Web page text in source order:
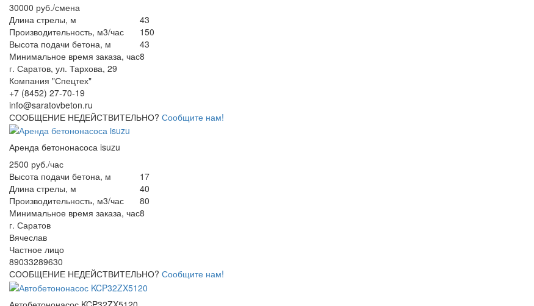
30000 руб./смена
Длина стрелы, м
43
Производительность, м3/час
150
Высота подачи бетона, м
43
Минимальное время заказа, час8
г. Саратов, ул. Тархова, 29
Компания "Спецтех"
+7 (8452) 27-70-19
info@saratovbeton.ru
СООБЩЕНИЕ НЕДЕЙСТВИТЕЛЬНО? Сообщите нам!
Аренда бетононасоса isuzu
2500 руб./час
Высота подачи бетона, м
17
Длина стрелы, м
40
Производительность, м3/час
80
Минимальное время заказа, час8
г. Саратов
Вячеслав
Частное лицо
89033289630
СООБЩЕНИЕ НЕДЕЙСТВИТЕЛЬНО? Сообщите нам!